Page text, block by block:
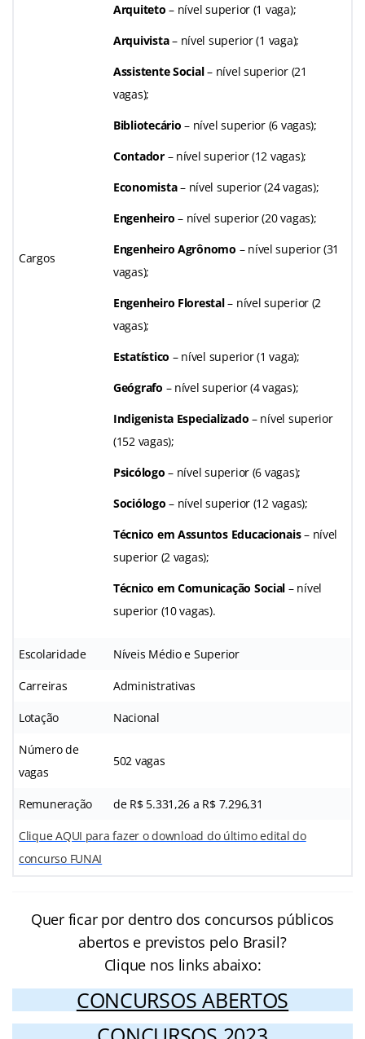
Cargos
Arquiteto – nível superior (1 vaga);
Arquivista– nível superior (1 vaga);
Assistente Social– nível superior (21
vagas);
Bibliotecário – nível superior (6 vagas);
Contador– nível superior (12 vagas);
Economista– nível superior (24 vagas);
Engenheiro – nível superior (20 vagas);
Engenheiro Agrônomo – nível superior (31
vagas);
Engenheiro Florestal– nível superior (2
vagas);
Estatístico – nível superior (1 vaga);
Geógrafo – nível superior (4 vagas);
Indigenista Especializado – nível superior
(152 vagas);
Psicólogo – nível superior (6 vagas);
Sociólogo – nível superior (12 vagas);
Técnico em Assuntos Educacionais– nível
superior (2 vagas);
Técnico em Comunicação Social – nível
superior (10 vagas).
Escolaridade Níveis Médio e Superior
Carreiras Administrativas
Lotação Nacional
Número de
vagas
502 vagas
Remuneração de R$ 5.331,26 a R$ 7.296,31
Clique AQUI para fazer o download do último edital do
concurso FUNAI
Quer ficar por dentro dos concursos públicos
abertos e previstos pelo Brasil?
Clique nos links abaixo:
CONCURSOS ABERTOS